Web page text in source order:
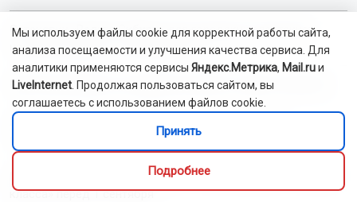
Остановку «Радуга Сибири» для городских электричек
начали возводить в Новосибирске
Мэр Новосибирска поздравил жителей с Днём строителя
Новосибирских фельдшеров наделят функциями
психиатров-наркологов с 1 сентября
Мошенники выманивают деньги у новосибирцев «на нужды
класса» перед 1 сентября
Мы используем файлы cookie для корректной работы сайта,
анализа посещаемости и улучшения качества сервиса. Для
аналитики применяются сервисы Яндекс.Метрика, Mail.ruи
LiveInternet . Продолжая пользоваться сайтом, вы
соглашаетесь с использованием файлов cookie.
Принять
Подробнее